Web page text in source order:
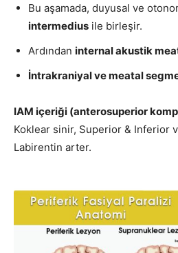
Bu aşamada, duyusal ve
intermedius ile birleşir.
Ardından internal akustik
İntrakraniyal ve meatal
IAM içeriği (anterosuperior
Koklear sinir, Superior & Inferior
Labirentin arter.